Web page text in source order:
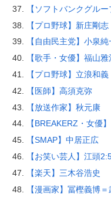
【ソフトバンクグル
【プロ野球】新庄剛志
【自由民主党】小泉純
【歌手・女優】福山
【プロ野球】立浪和義
【医師】高須克弥
【放送作家】秋元康
【BREAKERZ・女優
【SMAP】中居正広
【お笑い芸人】江頭
【楽天】三木谷浩史
【漫画家】冨樫義博